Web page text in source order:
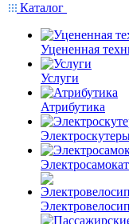
Каталог
Уцененная
Услуги
Атрибутика